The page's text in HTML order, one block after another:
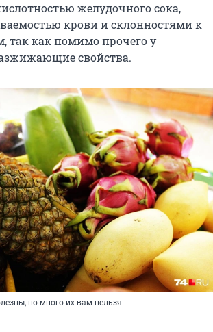
желудочного сока,
крови и склонностями к
так как помимо прочего у
свойства.
но много их вам нельзя